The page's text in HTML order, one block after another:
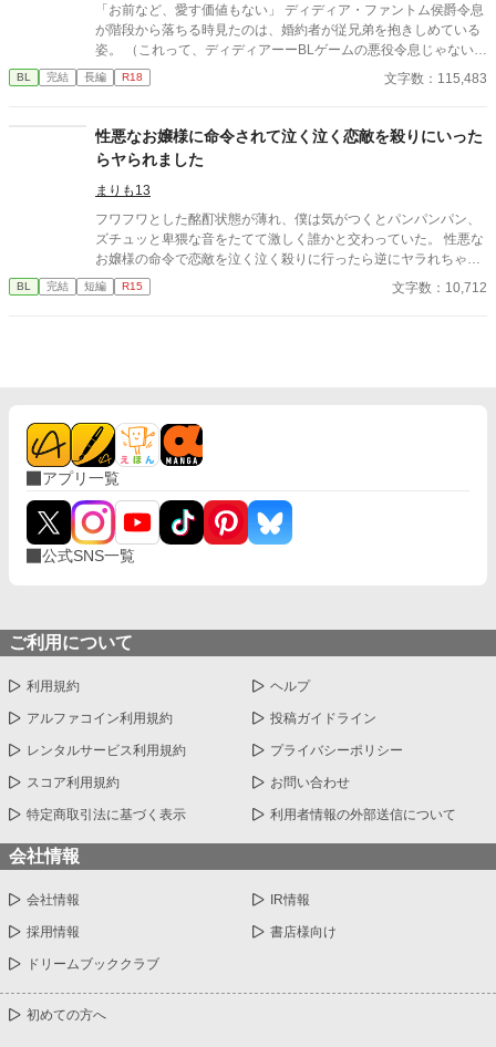
「お前など、愛す価値もない」 ディディア・ファントム侯爵令息
が階段から落ちる時見たのは、婚約者が従兄弟を抱きしめている
姿。 （これって、ディディアーーBLゲームの悪役令息じゃない
か！） 妹の笑顔を見るためにやりこんでいたBLゲーム。引くほど
レベルを上げた主人公のスキルが、なぜかディディアに転生して
蔑まれていたのは、そのスキルのレベルが高すぎたかららしい。
スキルと自分を取り戻したディディアは、婚約者を追いかけまわ
すのを辞め、自立に向けて淡々と準備をする。 もちろん元婚約者
と従兄弟には近付かないので、絡んでこないでいただけます？ 十
万文字程度。 3/7 完結しました！ ※主人公：マイペース美人受け
※女性向けHOTランキング1位、ありがとうございました。完結
までの12日間に渡り、ほとんど2〜5位と食い込めた作品となりま
した！あああありがとうございます……！｡ﾟ(ﾟ´Д`ﾟ)ﾟ｡ たくさんの
閲覧、イイね、エール、感想は、作者の血肉になります……！(o
BL 完結 長編 R18 文字数：115,483
性悪なお嬢様に命令されて泣く泣く恋敵を殺りにいった
らヤられました
まりも13
フワフワとした酩酊状態が薄れ、僕は気がつくとパンパンパン、
ズチュッと卑猥な音をたてて激しく誰かと交わっていた。 性悪な
お嬢様の命令で恋敵を泣く泣く殺りに行ったら逆にヤラれちゃっ
た、ちょっとアホな子の話です。 （ムーンライトノベルにも掲載
しています）
BL 完結 短編 R15 文字数：10,712
アプリ一覧
公式SNS一覧
ご利用について
利用規約 ヘルプ
アルファコイン利用規約 投稿ガイドライン
レンタルサービス利用規約 プライバシーポリシー
スコア利用規約 お問い合わせ
特定商取引法に基づく表示 利用者情報の外部送信について
会社情報
会社情報 IR情報
採用情報 書店様向け
ドリームブッククラブ
初めての方へ